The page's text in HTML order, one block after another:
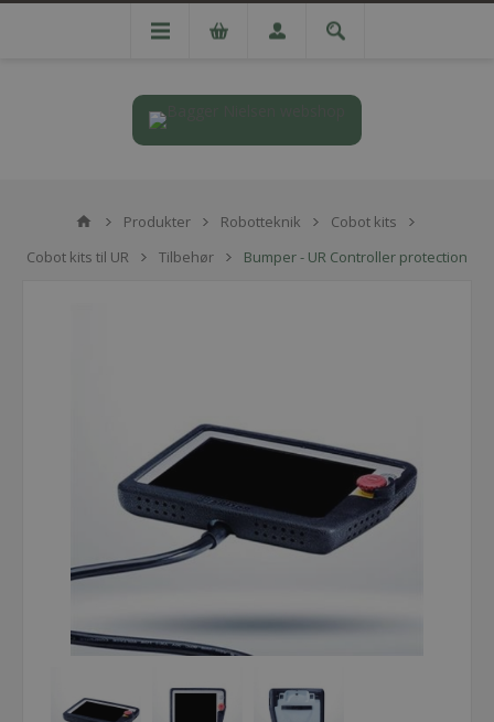
Produkter Robotteknik
Cobot kits
Cobot kits til UR
Tilbehør Bumper - UR Controller protection